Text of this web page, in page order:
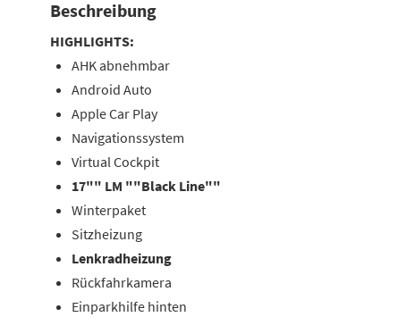
Beschreibung
HIGHLIGHTS:
AHK abnehmbar
Android Auto
Apple Car Play
Navigationssystem
Virtual Cockpit
17"" LM ""Black Line""
Winterpaket
Sitzheizung
Lenkradheizung
Rückfahrkamera
Einparkhilfe hinten